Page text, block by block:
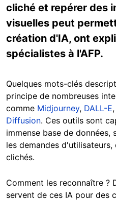
cliché et repérer des
visuelles peut
création d'IA, ont
spécialistes à l'AFP.
Quelques mots-clés
principe de nombreuses
comme Midjourney, DALL-E,
Diffusion. Ces outils sont
immense base de données,
les demandes
clichés.
Comment les reconnaître ?
servent de ces IA pour des